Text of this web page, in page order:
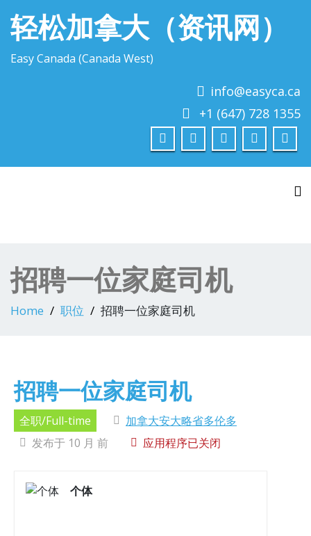
轻松加拿大（资讯网）
Easy Canada (Canada West)
info@easyca.ca
+1 (647) 728 1355
招聘一位家庭司机
Home 职位 招聘一位家庭司机
招聘一位家庭司机
全职/Full-time
加拿大安大略省多伦多
发布于 10 月 前
应用程序已关闭
个体